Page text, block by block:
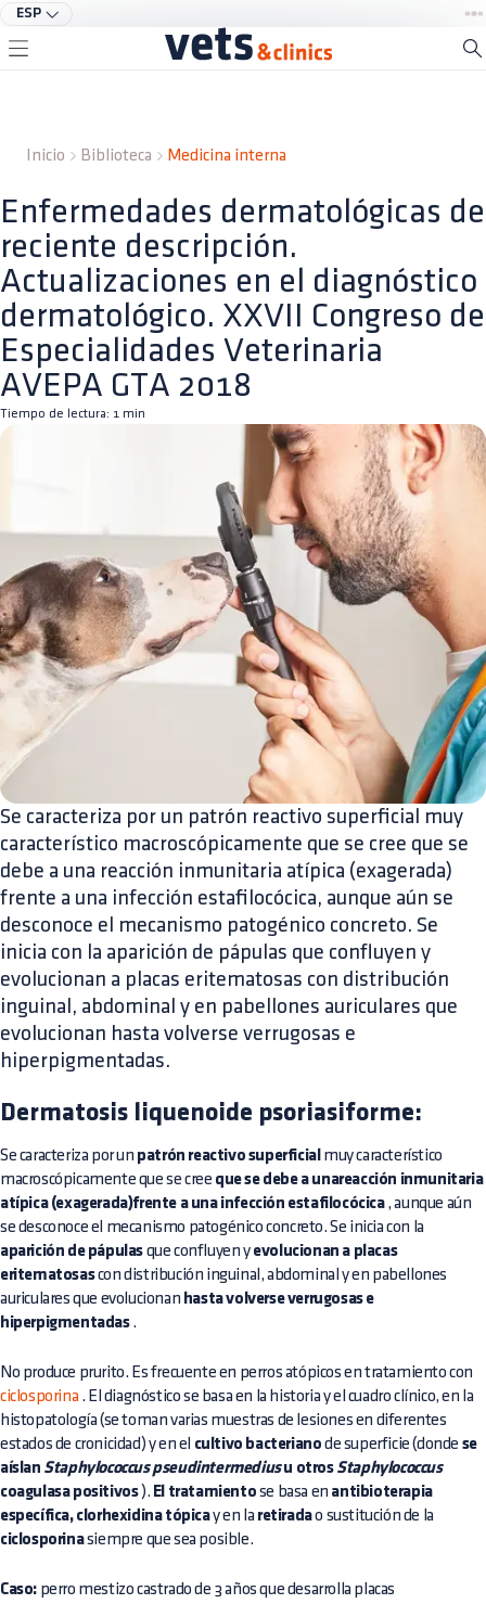
ESP
Inicio Biblioteca Medicina interna
Enfermedades dermatológicas de
reciente descripción.
Actualizaciones en el diagnóstico
dermatológico. XXVII Congreso de
Especialidades Veterinaria
AVEPA GTA 2018
Tiempo de lectura: 1 min
Se caracteriza por un patrón reactivo superficial muy
característico macroscópicamente que se cree que se
debe a una reacción inmunitaria atípica (exagerada)
frente a una infección estafilocócica, aunque aún se
desconoce el mecanismo patogénico concreto. Se
inicia con la aparición de pápulas que confluyen y
evolucionan a placas eritematosas con distribución
inguinal, abdominal y en pabellones auriculares que
evolucionan hasta volverse verrugosas e
hiperpigmentadas.
Dermatosis liquenoide psoriasiforme:
Se caracteriza por un patrón reactivo superficial muy característico
macroscópicamente que se cree que se debe a unareacción inmunitaria
atípica (exagerada)frente a una infección estafilocócica, aunque aún
se desconoce el mecanismo patogénico concreto. Se inicia con la
aparición de pápulas que confluyen y evolucionan a placas
eritematosascon distribución inguinal, abdominal y en pabellones
auriculares que evolucionan hasta volverse verrugosas e
hiperpigmentadas.
No produce prurito. Es frecuente en perros atópicos en tratamiento con
ciclosporina . El diagnóstico se basa en la historia y el cuadro clínico, en la
histopatología (se toman varias muestras de lesiones en diferentes
estados de cronicidad) y en el cultivo bacteriano de superficie (donde se
aíslan Staphylococcus pseudintermediusu otrosStaphylococcus
coagulasa positivos). El tratamiento se basa en antibioterapia
específica, clorhexidina tópicay en la retiradao sustitución de la
ciclosporinasiempre que sea posible.
Caso: perro mestizo castrado de 3 años que desarrolla placas